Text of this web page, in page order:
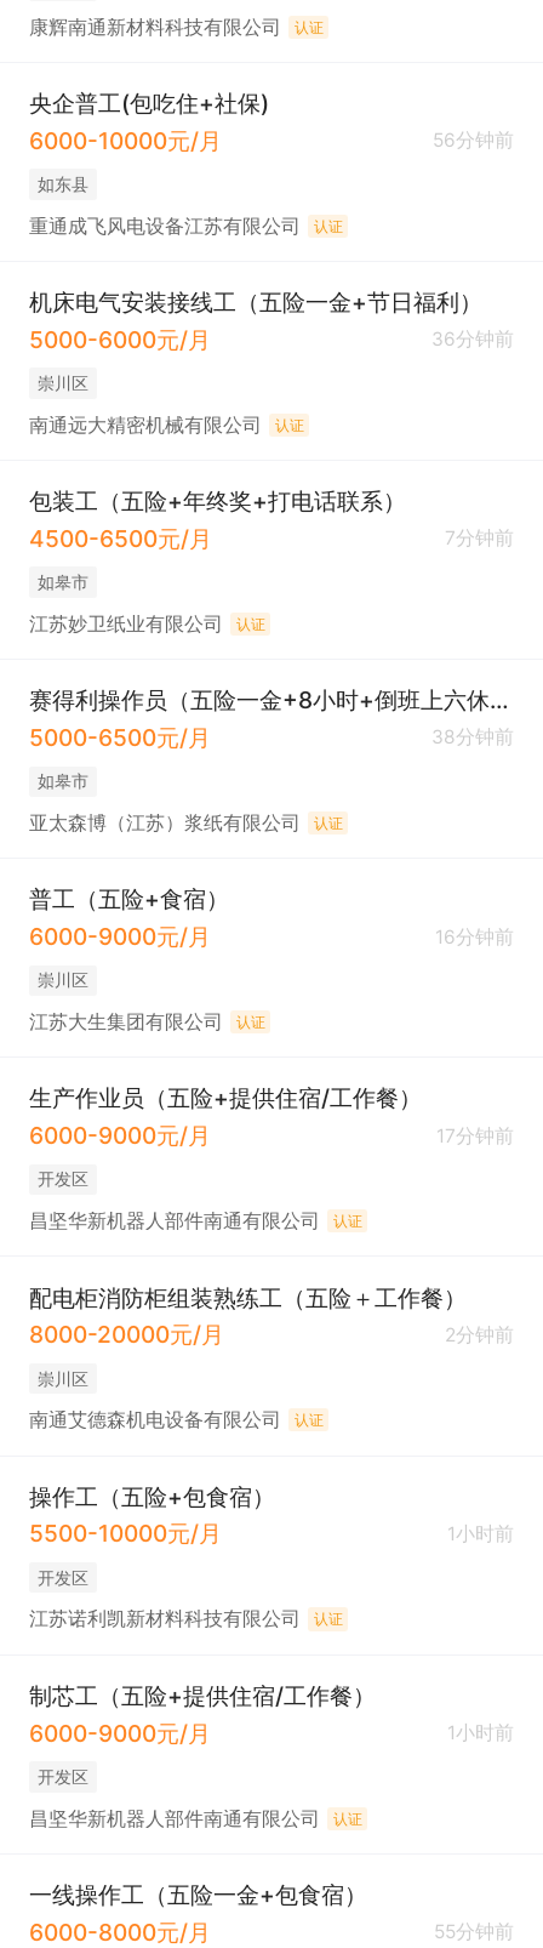
康辉南通新材料科技有限公司 认证
央企普工(包吃住+社保)
6000-10000元/月
56分钟前
如东县
重通成飞风电设备江苏有限公司 认证
机床电气安装接线工（五险一金+节日福利）
5000-6000元/月
36分钟前
崇川区
南通远大精密机械有限公司 认证
包装工（五险+年终奖+打电话联系）
4500-6500元/月
7分钟前
如皋市
江苏妙卫纸业有限公司 认证
赛得利操作员（五险一金+8小时+倒班上六休二）
5000-6500元/月
38分钟前
如皋市
亚太森博（江苏）浆纸有限公司 认证
普工（五险+食宿）
6000-9000元/月
16分钟前
崇川区
江苏大生集团有限公司 认证
生产作业员（五险+提供住宿/工作餐）
6000-9000元/月
17分钟前
开发区
昌坚华新机器人部件南通有限公司 认证
配电柜消防柜组装熟练工（五险＋工作餐）
8000-20000元/月
2分钟前
崇川区
南通艾德森机电设备有限公司 认证
操作工（五险+包食宿）
5500-10000元/月
1小时前
开发区
江苏诺利凯新材料科技有限公司 认证
制芯工（五险+提供住宿/工作餐）
6000-9000元/月
1小时前
开发区
昌坚华新机器人部件南通有限公司 认证
一线操作工（五险一金+包食宿）
6000-8000元/月
55分钟前